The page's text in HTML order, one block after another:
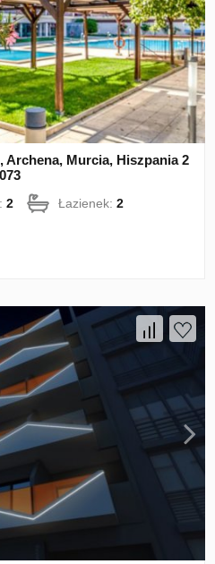
Archena, Murcia, Hiszpania 2
2 Łazienek:2